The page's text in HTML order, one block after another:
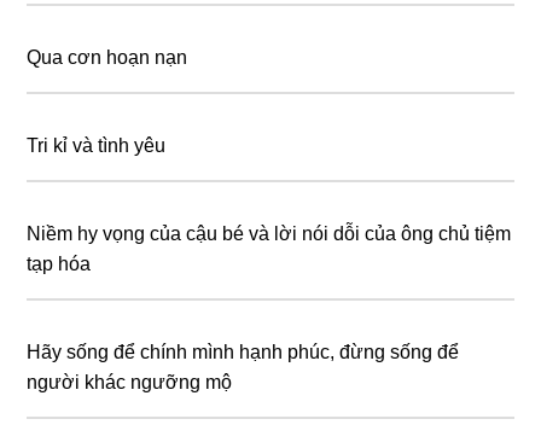
Qua cơn hoạn nạn
Tri kỉ và tình yêu
Niềm hy vọng của cậu bé và lời nói dỗi của ông chủ tiệm
tạp hóa
Hãy sống để chính mình hạnh phúc, đừng sống để
người khác ngưỡng mộ